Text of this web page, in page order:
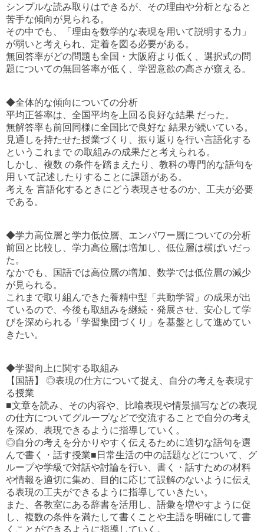
シンプルな読み取りはできるが、その理由や分析となると
苦手な傾向が見られる。
その中でも、「理由を数学的な表現を用いて説明する力」
が弱いと考えられ、定着を図る必要がある。
無回答率がどの問題も全国・大阪府より低く、選択式の問
題についての無回答率が低く、学習意欲の高さが窺える。
◆全体的な傾向についての分析
平均正答率は、全国平均を上回る良好な結果 だった。
無解答率も前回同様に全国比で良好な 結果が続いている。
見通しを持たせた授業づくり、振り返りを行い言語化する
というこれまで の取組みの成果だと考えられる。
しかし、複数 の条件を踏まえたり、教科の専門的な語句を
用 いて記述したりすることに課題がある。
考えを 言語化するときにどう表現させるのか、工夫が必要
である。
◆学力高位層と学力低位層、エンパワー層についての分析
前回と比較し、学力高位層は増加し、低位層は横ばいだっ
た。
なかでも、国語では高位層の増加、数学では低位層の減少
が見られる。
これまで取り組んできた養精中型「共動学習」の成果が出
ているので、今後も取組みを継続・発展させ、安心して学
びを深められる「学習集団づくり」を基盤として進めてい
きたい。
◆学習向上に関する取組み
【国語】 ◎表現の仕方について捉え、自分の考えを表現す
る授業
■文章を読み、その内容や、比喩表現や情景描写などの表現
の仕方についてグループなどで交流することで自分の考え
を深め、表現できるように指導していく。
◎自分の考えを分かりやすく伝えるために適切な語句を選
んで書く・話す授業■日常生活の中の話題などについて、グ
ループや学級で対話や討論を行い、書く・話すための材料
や情報を適切に集め、目的に応じて誤解のないように伝え
る表現の工夫ができるように指導していきたい。
また、各教室にある辞書を活用し、語彙を増やすように促
し、複数の条件を満たして書くことや主語を明確にして書
くことができるように指導していく。